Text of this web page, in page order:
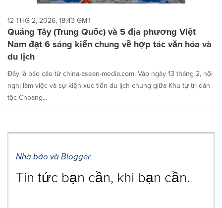
12 THG 2, 2026, 18:43 GMT
Quảng Tây (Trung Quốc) và 5 địa phương Việt
Nam đạt 6 sáng kiến chung về hợp tác văn hóa và
du lịch
Đây là báo cáo từ china-asean-media.com. Vào ngày 13 tháng 2, hội
nghị làm việc và sự kiện xúc tiến du lịch chung giữa Khu tự trị dân
tộc Choang...
Nhà báo và Blogger
Tin tức bạn cần, khi bạn cần.